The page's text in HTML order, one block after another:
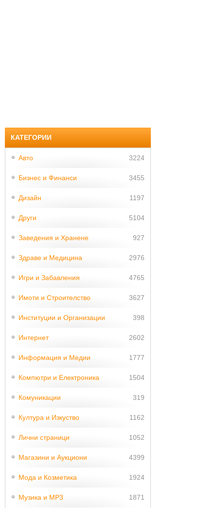
КАТЕГОРИИ
Авто 3224
Бизнес и Финанси 3455
Дизайн 1197
Други 5104
Заведения и Хранене 927
Здраве и Медицина 2976
Игри и Забавления 4765
Имоти и Строителство 3627
Институции и Организации 398
Интернет 2602
Информация и Медии 1777
Компютри и Електроника 1504
Комуникации 319
Култура и Изкуство 1162
Лични страници 1052
Магазини и Аукциони 4399
Мода и Козметика 1924
Музика и MP3 1871